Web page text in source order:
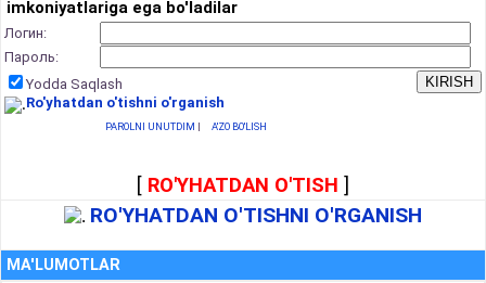
imkoniyatlariga ega bo'ladilar
Логин:
Пароль:
Yodda Saqlash
Ro'yhatdan o'tishni o'rganish
PAROLNI UNUTDIM | A'ZO BO'LISH
[ RO'YHATDAN O'TISH ]
RO'YHATDAN O'TISHNI O'RGANISH
MA'LUMOTLAR